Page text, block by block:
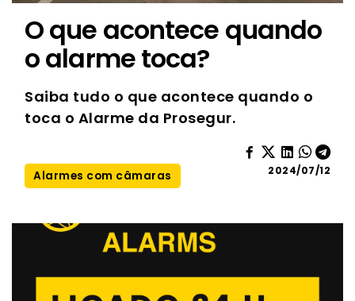
O que acontece quando
o alarme toca?
Saiba tudo o que acontece quando o
toca o Alarme da Prosegur.
Alarmes com câmaras 2024/07/12